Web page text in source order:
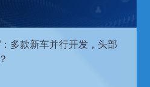
：多款新车并行开发，头部